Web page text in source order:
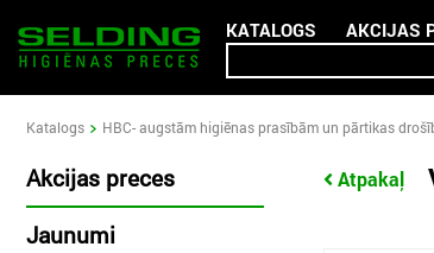
KATALOGS AKCIJAS
Katalogs HBC- augstām higiēnas prasībām un pārtikas
Akcijas preces
Jaunumi
Atpakaļ